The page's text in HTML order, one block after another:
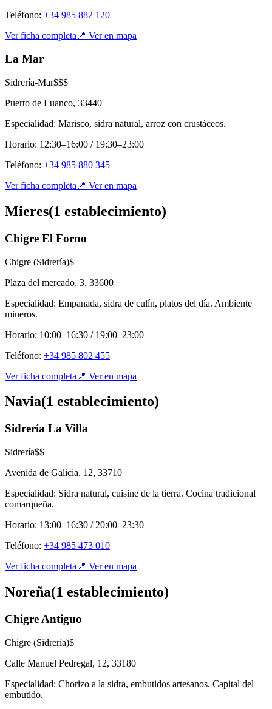
Teléfono: +34 985 882 120
Ver ficha completa 📍 Ver en mapa
La Mar
Sidrería-Mar$$$
Puerto de Luanco, 33440
Especialidad: Marisco, sidra natural, arroz con crustáceos.
Horario: 12:30–16:00 / 19:30–23:00
Teléfono: +34 985 880 345
Ver ficha completa 📍 Ver en mapa
Mieres(1 establecimiento)
Chigre El Forno
Chigre (Sidrería)$
Plaza del mercado, 3, 33600
Especialidad: Empanada, sidra de culín, platos del día. Ambiente
mineros.
Horario: 10:00–16:30 / 19:00–23:00
Teléfono: +34 985 802 455
Ver ficha completa 📍 Ver en mapa
Navia(1 establecimiento)
Sidrería La Villa
Sidrería$$
Avenida de Galicia, 12, 33710
Especialidad: Sidra natural, cuisine de la tierra. Cocina tradicional
comarqueña.
Horario: 13:00–16:30 / 20:00–23:30
Teléfono: +34 985 473 010
Ver ficha completa 📍 Ver en mapa
Noreña(1 establecimiento)
Chigre Antiguo
Chigre (Sidrería)$
Calle Manuel Pedregal, 12, 33180
Especialidad: Chorizo a la sidra, embutidos artesanos. Capital del
embutido.